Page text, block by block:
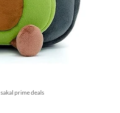
sakal prime deals